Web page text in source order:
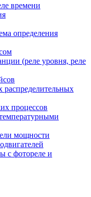
времени
определения
(реле уровня, реле
распределительных
процессов
мощности
с фотореле и